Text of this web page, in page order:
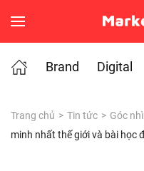
Skip to main
Brand
Digital
Trang chủ Tin tức Góc
minh nhất thế giới và bài học